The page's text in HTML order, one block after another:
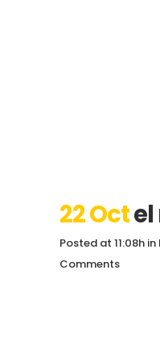
22 Octel
Posted at 11:08h in
Comments